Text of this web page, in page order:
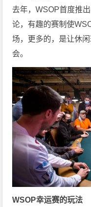
去年，WSOP首度推
论，有趣的赛制使
场，更多的，是让休
会。
WSOP幸运赛的玩法